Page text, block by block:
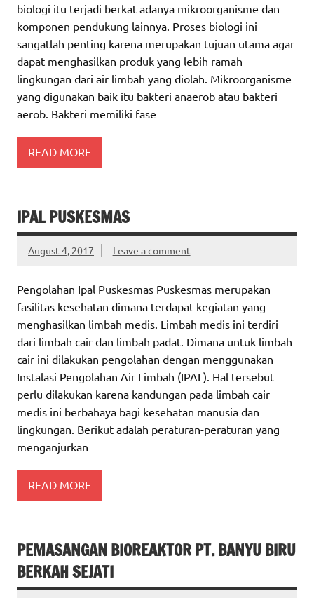
biologi itu terjadi berkat adanya mikroorganisme dan
komponen pendukung lainnya. Proses biologi ini
sangatlah penting karena merupakan tujuan utama agar
dapat menghasilkan produk yang lebih ramah
lingkungan dari air limbah yang diolah. Mikroorganisme
yang digunakan baik itu bakteri anaerob atau bakteri
aerob. Bakteri memiliki fase
READ MORE
IPAL PUSKESMAS
August 4, 2017 Leave a comment
Pengolahan Ipal Puskesmas Puskesmas merupakan
fasilitas kesehatan dimana terdapat kegiatan yang
menghasilkan limbah medis. Limbah medis ini terdiri
dari limbah cair dan limbah padat. Dimana untuk limbah
cair ini dilakukan pengolahan dengan menggunakan
Instalasi Pengolahan Air Limbah (IPAL). Hal tersebut
perlu dilakukan karena kandungan pada limbah cair
medis ini berbahaya bagi kesehatan manusia dan
lingkungan. Berikut adalah peraturan-peraturan yang
menganjurkan
READ MORE
PEMASANGAN BIOREAKTOR PT. BANYU BIRU
BERKAH SEJATI